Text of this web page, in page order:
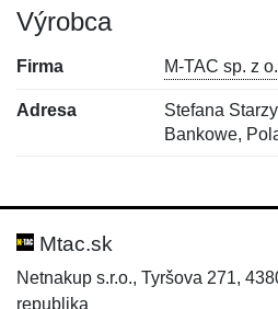
Výrobca
Firma M-TAC sp. z
Adresa
Stefana
Bankowe,
Hodnotenie:
Meno:
Mtac.sk
Netnakup s.r.o., Tyršova 271,
republika